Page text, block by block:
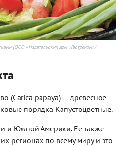
(ООО «Издательский дом «Гастроном»/
(Carica papaya) — древесное
порядка Капустоцветные.
и Южной Америки. Ее также
регионах по всему миру и это